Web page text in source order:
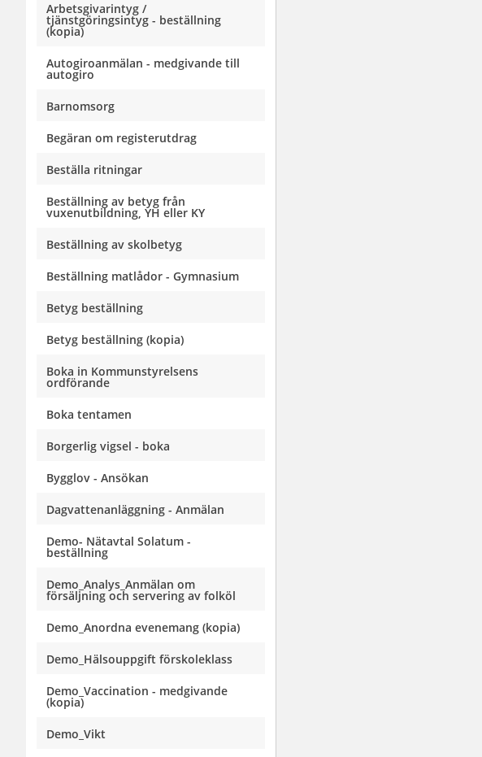
Arbetsgivarintyg /
tjänstgöringsintyg - beställning
(kopia)
Autogiroanmälan - medgivande till
autogiro
Barnomsorg
Begäran om registerutdrag
Beställa ritningar
Beställning av betyg från
vuxenutbildning, YH eller KY
Beställning av skolbetyg
Beställning matlådor - Gymnasium
Betyg beställning
Betyg beställning (kopia)
Boka in Kommunstyrelsens
ordförande
Boka tentamen
Borgerlig vigsel - boka
Bygglov - Ansökan
Dagvattenanläggning - Anmälan
Demo- Nätavtal Solatum -
beställning
Demo_Analys_Anmälan om
försäljning och servering av folköl
Demo_Anordna evenemang (kopia)
Demo_Hälsouppgift förskoleklass
Demo_Vaccination - medgivande
(kopia)
Demo_Vikt